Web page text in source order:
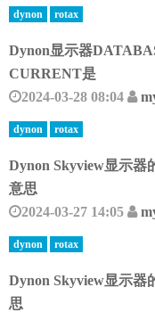
dynon rotax
Dynon显示器
CURRENT是
2024-03-28 08:04
dynon rotax
Dynon Skyview显示
意思
2024-03-27 14:05
dynon rotax
Dynon Skyview显示
思